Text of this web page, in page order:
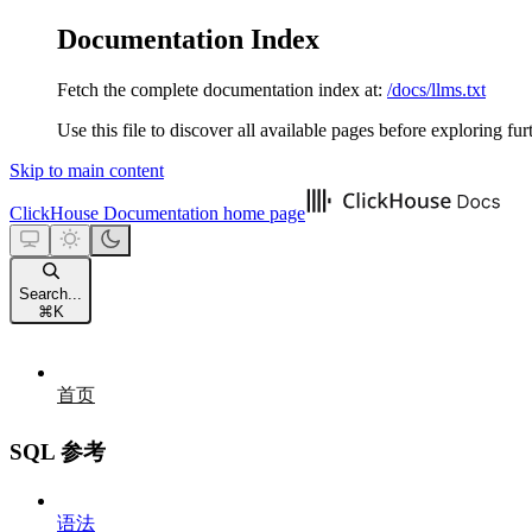
Documentation Index
Fetch the complete documentation index at: /docs/llms.txt
Use this file to discover all available pages before exploring
Skip to main content
ClickHouse Documentation home page
Search...
⌘ K
首页
SQL 参考
语法